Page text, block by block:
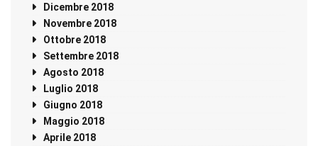
Dicembre 2018
Novembre 2018
Ottobre 2018
Settembre 2018
Agosto 2018
Luglio 2018
Giugno 2018
Maggio 2018
Aprile 2018